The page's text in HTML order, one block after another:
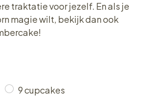
traktatie voor jezelf. En als je
magie wilt, bekijk dan ook
9 cupcakes